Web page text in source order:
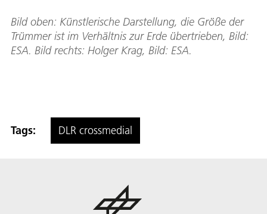
Bild oben: Künstlerische Darstellung, die Größe der
Trümmer ist im Verhältnis zur Erde übertrieben, Bild:
ESA. Bild rechts: Holger Krag, Bild: ESA.
Tags: DLR crossmedial